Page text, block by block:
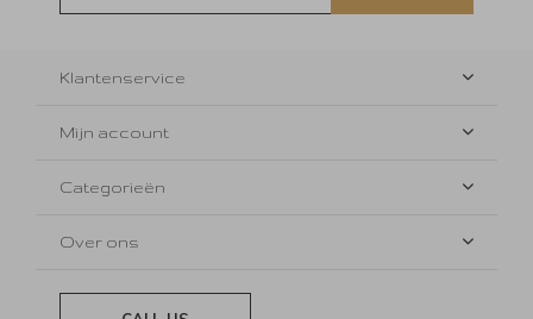
Klantenservice
Mijn account
Categorieën
Over ons